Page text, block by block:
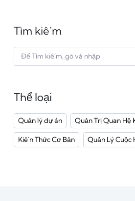
Tìm kiếm
Thể loại
Quản lý dự án Quản Trị Quan Hệ
Kiến Thức Cơ Bản Quản Lý Cuộc